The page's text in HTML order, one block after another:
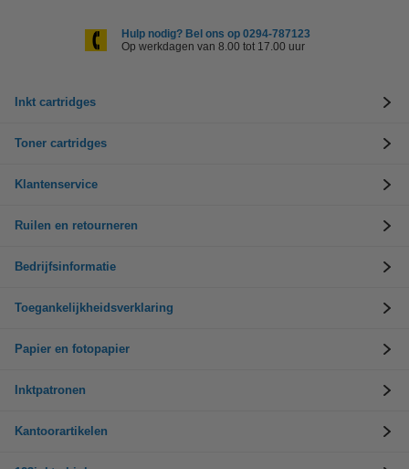
Hulp nodig? Bel ons op 0294-787123
Op werkdagen van 8.00 tot 17.00 uur
Inkt cartridges
Toner cartridges
Klantenservice
Ruilen en retourneren
Bedrijfsinformatie
Toegankelijkheidsverklaring
Papier en fotopapier
Inktpatronen
Kantoorartikelen